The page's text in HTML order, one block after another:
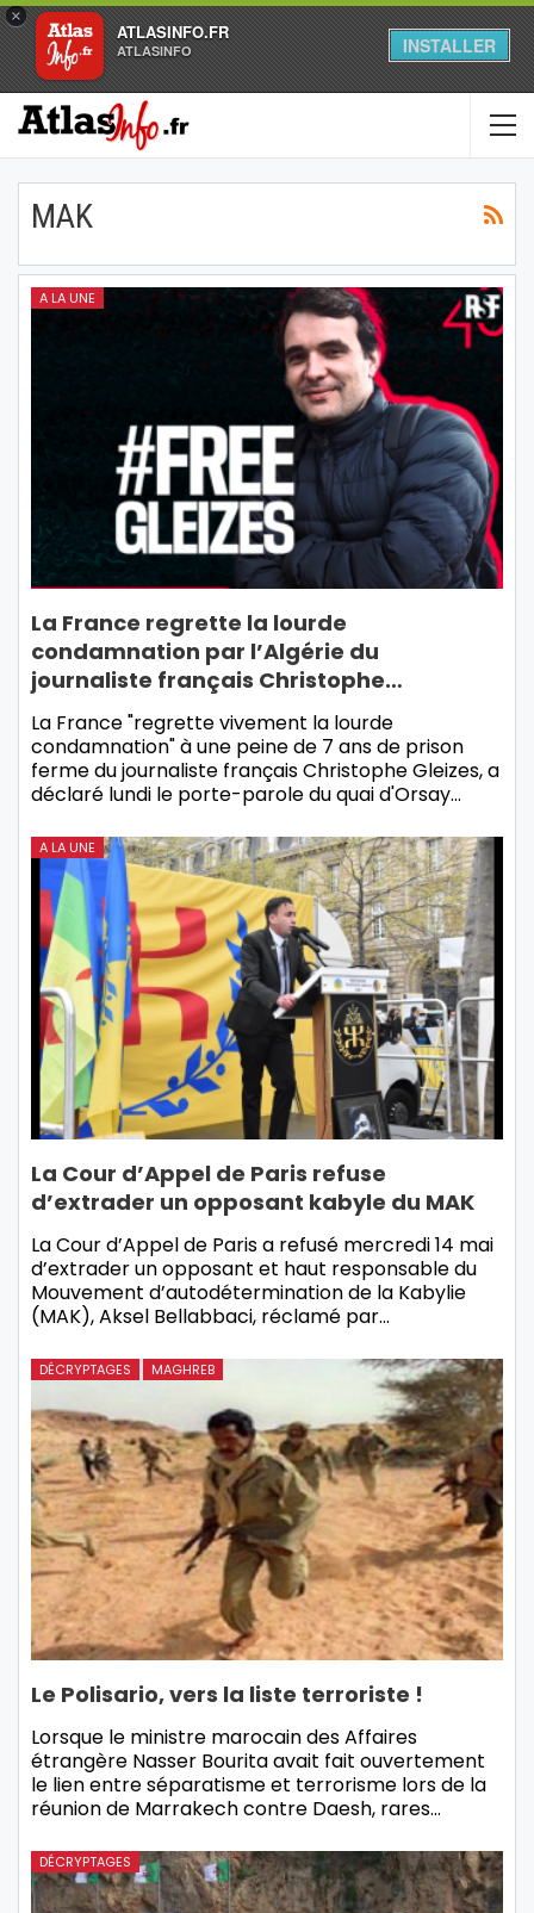
×
ATLASINFO.FR
ATLASINFO INSTALLER
MAK
A LA UNE
La France regrette la lourde
condamnation par l’Algérie du
journaliste français Christophe…
La France "regrette vivement la lourde
condamnation" à une peine de 7 ans de prison
ferme du journaliste français Christophe Gleizes, a
déclaré lundi le porte-parole du quai d'Orsay…
A LA UNE
La Cour d’Appel de Paris refuse
d’extrader un opposant kabyle du MAK
La Cour d’Appel de Paris a refusé mercredi 14 mai
d’extrader un opposant et haut responsable du
Mouvement d’autodétermination de la Kabylie
(MAK), Aksel Bellabbaci, réclamé par…
DÉCRYPTAGES MAGHREB
Le Polisario, vers la liste terroriste !
Lorsque le ministre marocain des Affaires
étrangère Nasser Bourita avait fait ouvertement
le lien entre séparatisme et terrorisme lors de la
réunion de Marrakech contre Daesh, rares…
DÉCRYPTAGES